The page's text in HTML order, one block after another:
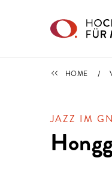
TERMINE
HOME
JAZZ IM